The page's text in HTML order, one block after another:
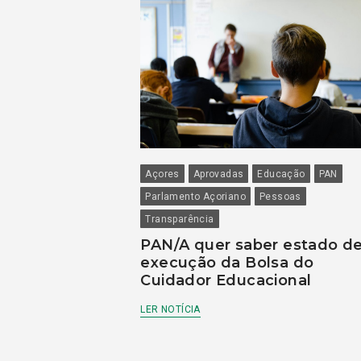
Açores Aprovadas Educação
PAN
Parlamento Açoriano
Pessoas
Transparência
PAN/A quer saber estado
execução da Bolsa do
Cuidador Educacional
LER NOTÍCIA